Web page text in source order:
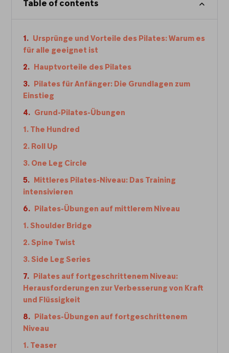
Table of contents
Ursprünge und Vorteile des Pilates: Warum es
für alle geeignet ist
Hauptvorteile des Pilates
Pilates für Anfänger: Die Grundlagen zum
Einstieg
Grund-Pilates-Übungen
1. The Hundred
2. Roll Up
3. One Leg Circle
Mittleres Pilates-Niveau: Das Training
intensivieren
Pilates-Übungen auf mittlerem Niveau
1. Shoulder Bridge
2. Spine Twist
3. Side Leg Series‍
Pilates auf fortgeschrittenem Niveau:
Herausforderungen zur Verbesserung von Kraft
und Flüssigkeit
Pilates-Übungen auf fortgeschrittenem
Niveau
1. Teaser